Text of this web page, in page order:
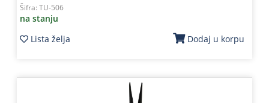
Šifra: TU-506
na stanju
Lista želja
Dodaj u korpu